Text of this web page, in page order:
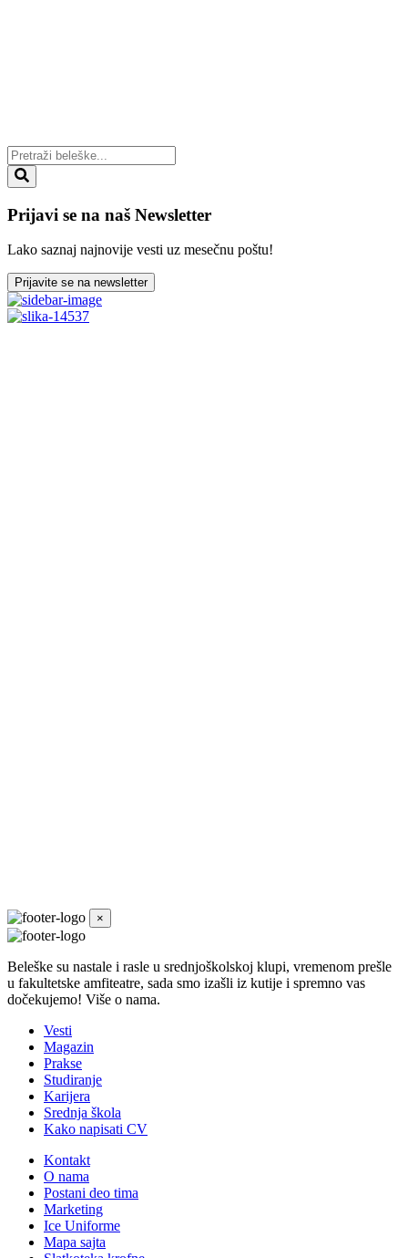
Prijavi se na naš Newsletter
Lako saznaj najnovije vesti uz mesečnu poštu!
Prijavite se na newsletter
×
Beleške su nastale i rasle u srednjoškolskoj klupi, vremenom prešle
u fakultetske amfiteatre, sada smo izašli iz kutije i spremno vas
dočekujemo! Više o nama.
Vesti
Magazin
Prakse
Studiranje
Karijera
Srednja škola
Kako napisati CV
Kontakt
O nama
Postani deo tima
Marketing
Ice Uniforme
Mapa sajta